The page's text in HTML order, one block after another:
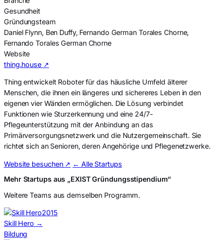
Gesundheit
Gründungsteam
Daniel Flynn, Ben Duffy, Fernando German Torales Chorne,
Fernando Torales German Chorne
Website
thing.house ↗
Thing entwickelt Roboter für das häusliche Umfeld älterer
Menschen, die ihnen ein längeres und sichereres Leben in den
eigenen vier Wänden ermöglichen. Die Lösung verbindet
Funktionen wie Sturzerkennung und eine 24/7-
Pflegeunterstützung mit der Anbindung an das
Primärversorgungsnetzwerk und die Nutzergemeinschaft. Sie
richtet sich an Senioren, deren Angehörige und Pflegenetzwerke.
Website besuchen ↗ ← Alle Startups
Mehr Startups aus „EXIST Gründungsstipendium“
Weitere Teams aus demselben Programm.
2015
Skill Hero →
Bildung